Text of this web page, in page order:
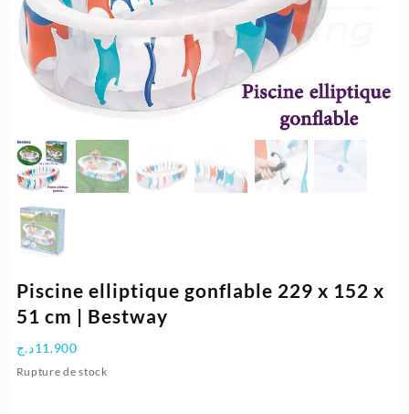
Piscine elliptique gonflable 229 x 152 x
51 cm | Bestway
11.900د.ج
Rupture de stock